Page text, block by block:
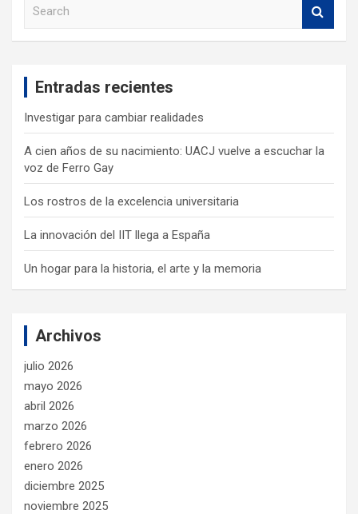
Entradas recientes
Investigar para cambiar realidades
A cien años de su nacimiento: UACJ vuelve a escuchar la
voz de Ferro Gay
Los rostros de la excelencia universitaria
La innovación del IIT llega a España
Un hogar para la historia, el arte y la memoria
Archivos
julio 2026
mayo 2026
abril 2026
marzo 2026
febrero 2026
enero 2026
diciembre 2025
noviembre 2025